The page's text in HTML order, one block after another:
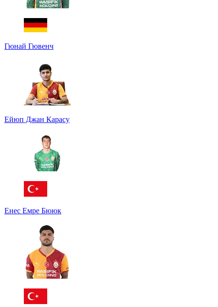
Гюнай Гювенч
Ейюп Джан Карасу
Енес Емре Бююк